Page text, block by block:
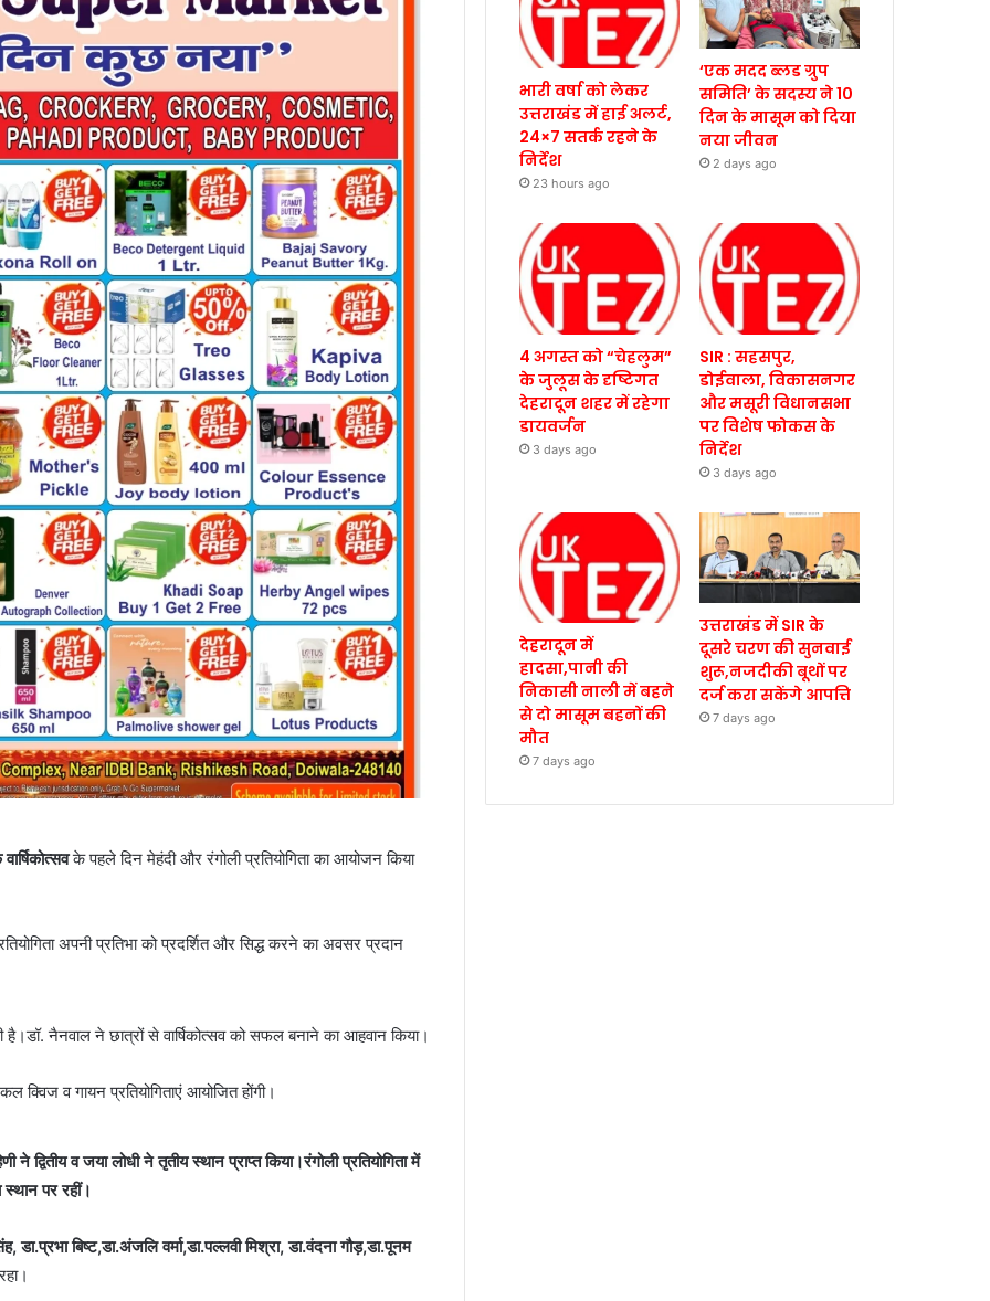
के पहले दिन मेहंदी और रंगोली प्रतियोगिता का आयोजन किया
अपनी प्रतिभा को प्रदर्शित और सिद्ध करने का अवसर प्रदान
नैनवाल ने छात्रों से वार्षिकोत्सव को सफल बनाने का आहवान किया।
क्विज व गायन प्रतियोगिताएं आयोजित होंगी।
ने द्वितीय व जया लोधी ने तृतीय स्थान प्राप्त किया।रंगोली प्रतियोगिता में
स्थान पर रहीं।
डा.प्रभा बिष्ट,डा.अंजलि वर्मा,डा.पल्लवी मिश्रा, डा.वंदना गौड़,डा.पूनम
भारी वर्षा को लेकर
उत्तराखंड में हाई अलर्ट,
24×7 सतर्क रहने के
निर्देश
23 hours ago
‘एक मदद ब्लड ग्रुप
समिति’ के सदस्य ने 10
दिन के मासूम को दिया
नया जीवन
2 days ago
4 अगस्त को “चेहलुम”
के जुलूस के दृष्टिगत
देहरादून शहर में रहेगा
डायवर्जन
3 days ago
SIR : सहसपुर,
डोईवाला, विकासनगर
और मसूरी विधानसभा
पर विशेष फोकस के
निर्देश
3 days ago
देहरादून में
हादसा,पानी की
निकासी नाली में बहने
से दो मासूम बहनों की
मौत
7 days ago
उत्तराखंड में SIR के
दूसरे चरण की सुनवाई
शुरू,नजदीकी बूथों पर
दर्ज करा सकेंगे आपत्ति
7 days ago